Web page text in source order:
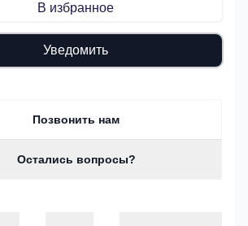
В избранное
Уведомить
Позвонить нам
Остались вопросы?